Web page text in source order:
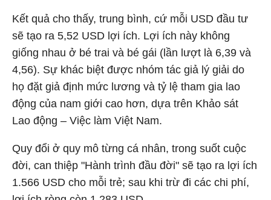
Kết quả cho thấy, trung bình, cứ mỗi USD đầu tư
sẽ tạo ra 5,52 USD lợi ích. Lợi ích này không
giống nhau ở bé trai và bé gái (lần lượt là 6,39 và
4,56). Sự khác biệt được nhóm tác giả lý giải do
họ đặt giả định mức lương và tỷ lệ tham gia lao
động của nam giới cao hơn, dựa trên Khảo sát
Lao động – Việc làm Việt Nam.
Quy đổi ở quy mô từng cá nhân, trong suốt cuộc
đời, can thiệp "Hành trình đầu đời" sẽ tạo ra lợi ích
1.566 USD cho mỗi trẻ; sau khi trừ đi các chi phí,